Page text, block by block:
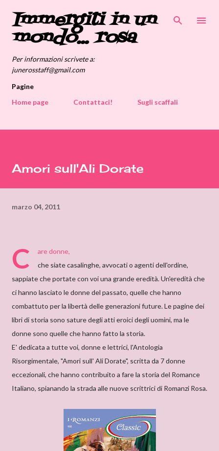
Passa ai contenuti principali
Immergiti in un
mondo... rosa
Per informazioni scrivete a:
junerosstaff@gmail.com
Pagine
Home page
Contattaci! Sugli scaffali
Amori sull'Ali Dorate
marzo 04, 2011
C
are donne,
che siate casalinghe, avvocati o agenti dell'ordine,
sappiate che portate con voi una grande eredità. Un'eredità che
ci hanno lasciato le donne del passato, quelle che hanno
combattuto per la libertà delle generazioni future. Le pagine dei
libri di storia sono sature degli atti eroici degli uomini, ma le
donne sono quelle che hanno fatto la storia.
E' dedicata a tutte voi, donne e lettrici, l'Antologia
Risorgimentale, "Amori sull' Ali Dorate", scritta da 7 donne
eccezionali, che hanno contribuito a fare la storia del Romance
Italiano, spianando la strada alle nuove scrittrici di Romanzi Rosa.